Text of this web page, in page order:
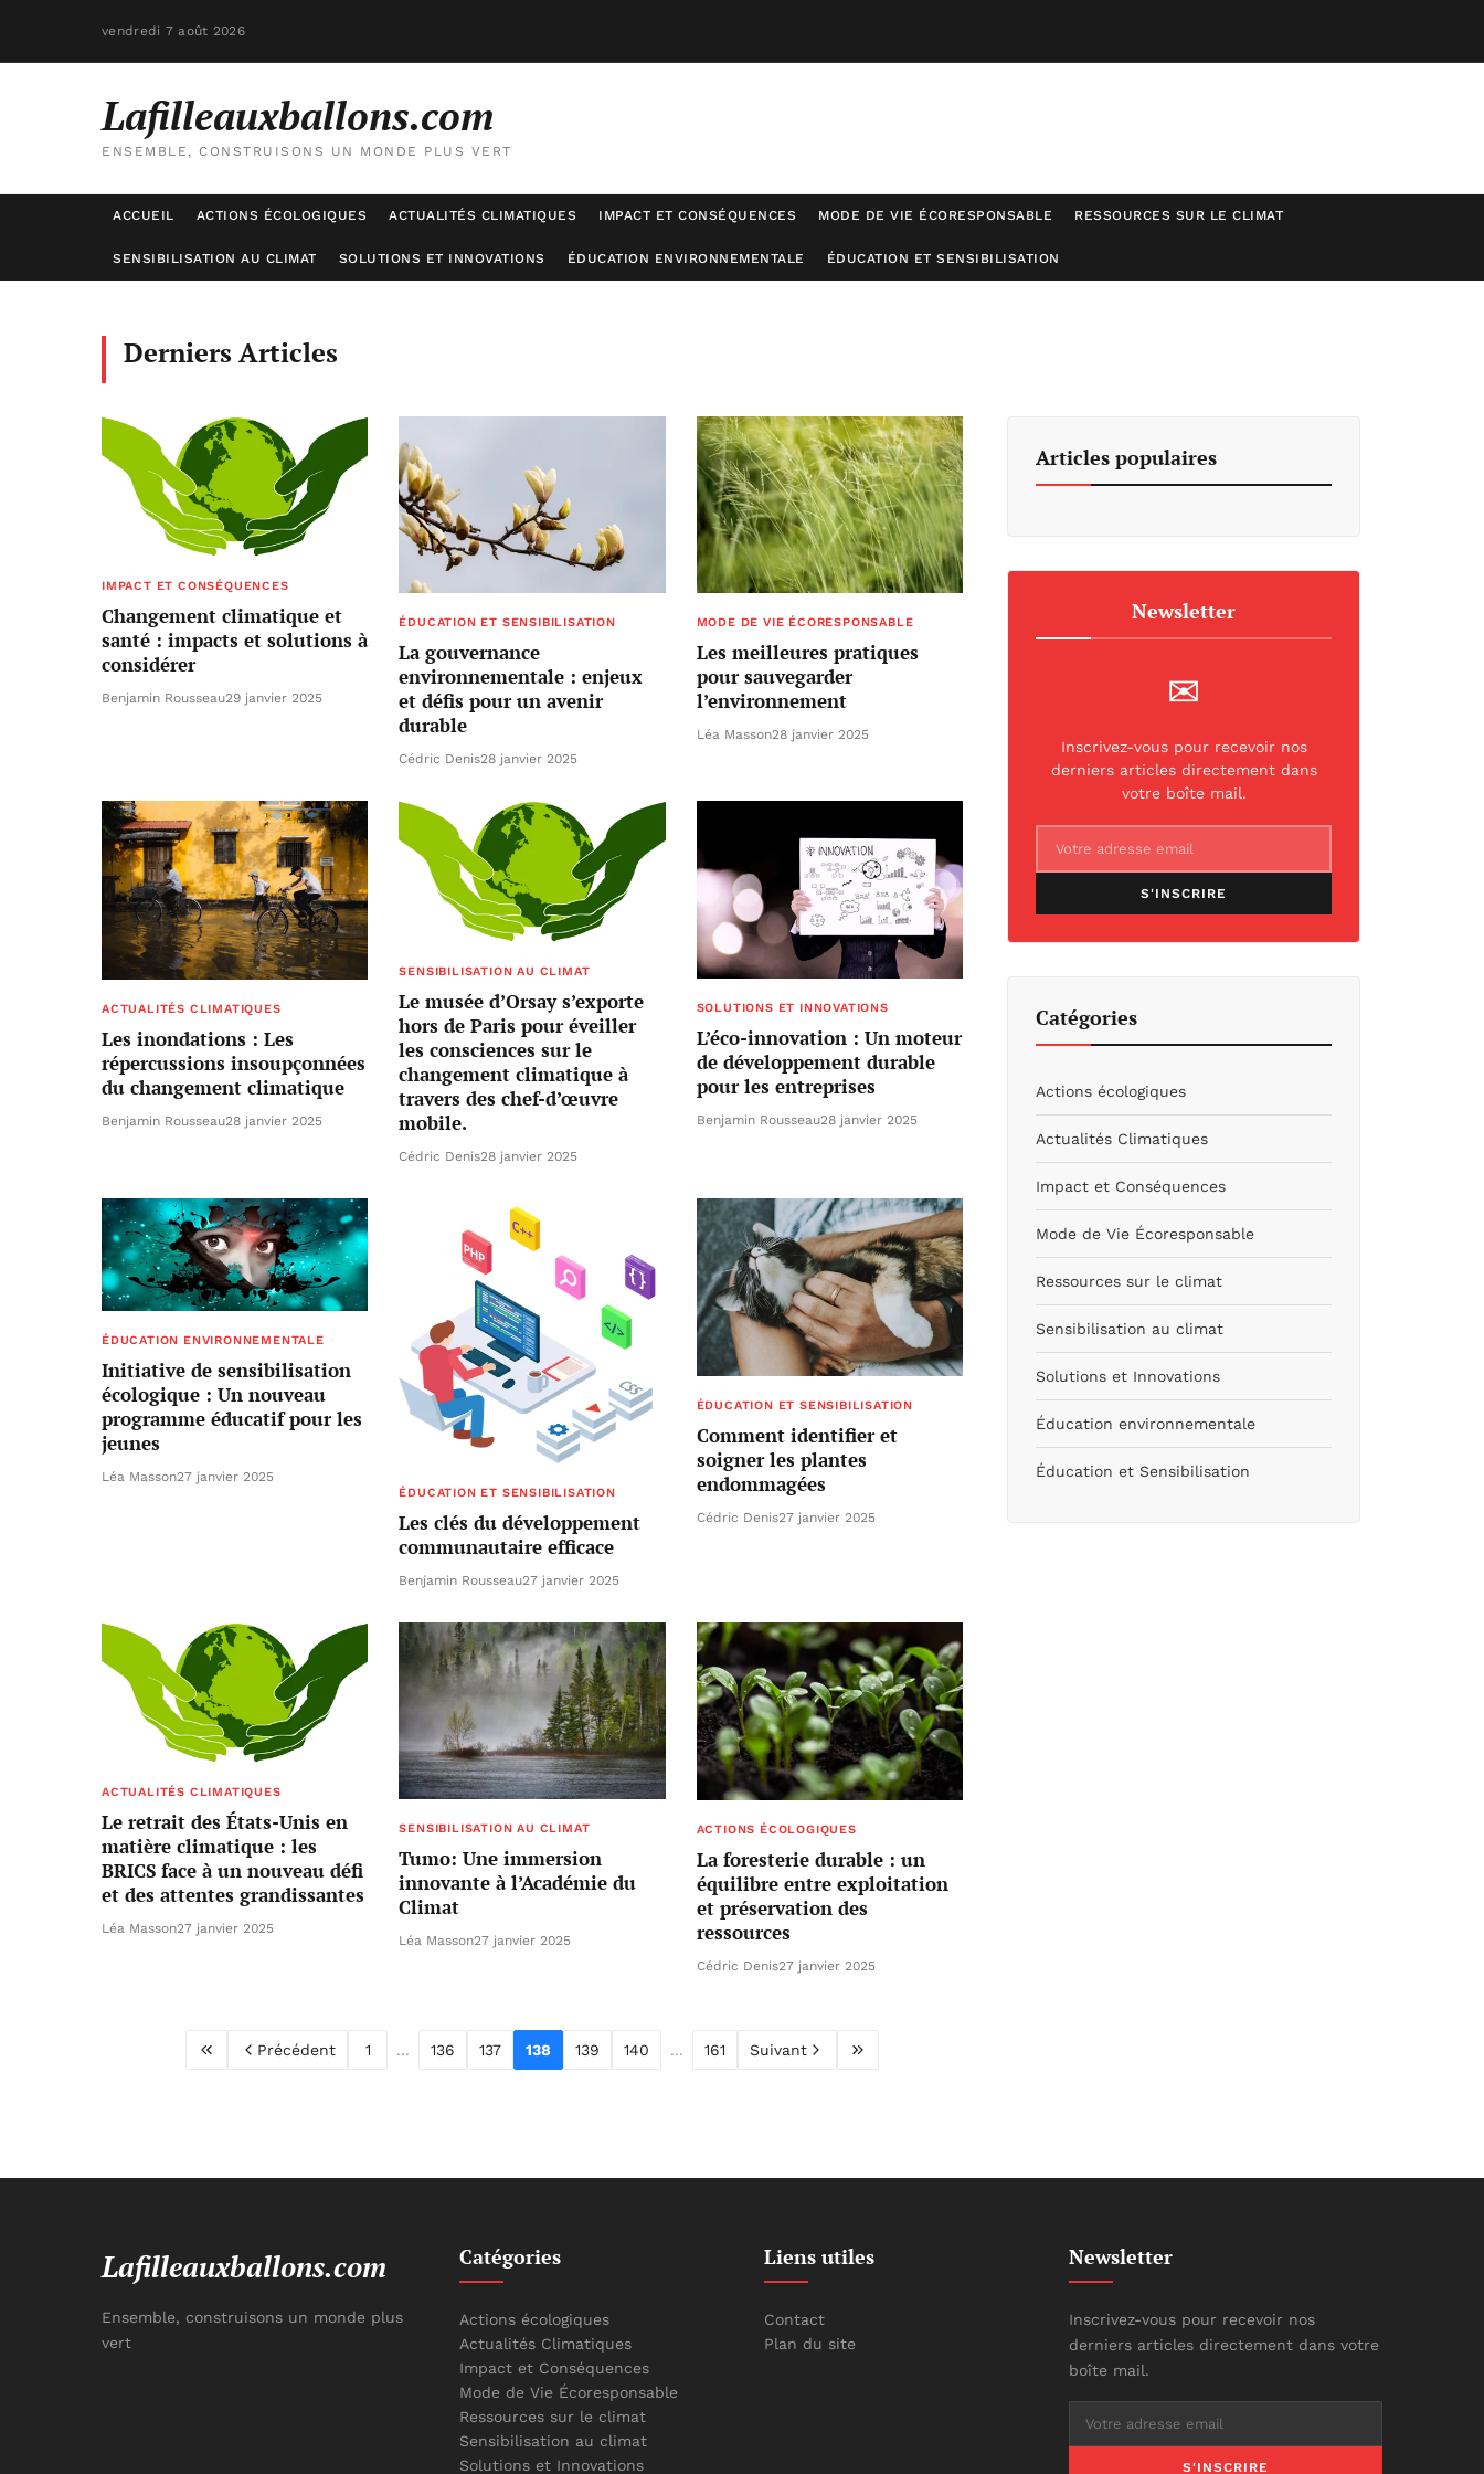
vendredi 7 août 2026
Lafilleauxballons.com
ENSEMBLE, CONSTRUISONS UN MONDE PLUS VERT
ACCUEIL ACTIONS ÉCOLOGIQUES ACTUALITÉS CLIMATIQUES IMPACT ET CONSÉQUENCES MODE DE VIE ÉCORESPONSABLE RESSOURCES SUR LE CLIMAT
SENSIBILISATION AU CLIMAT SOLUTIONS ET INNOVATIONS ÉDUCATION ENVIRONNEMENTALE ÉDUCATION ET SENSIBILISATION
Derniers Articles
IMPACT ET CONSÉQUENCES
Changement climatique et
santé : impacts et solutions à
considérer
Benjamin Rousseau29 janvier 2025
ÉDUCATION ET SENSIBILISATION
La gouvernance
environnementale : enjeux
et défis pour un avenir
durable
Cédric Denis28 janvier 2025
MODE DE VIE ÉCORESPONSABLE
Les meilleures pratiques
pour sauvegarder
l’environnement
Léa Masson28 janvier 2025
ACTUALITÉS CLIMATIQUES
Les inondations : Les
répercussions insoupçonnées
du changement climatique
Benjamin Rousseau28 janvier 2025
SENSIBILISATION AU CLIMAT
Le musée d’Orsay s’exporte
hors de Paris pour éveiller
les consciences sur le
changement climatique à
travers des chef-d’œuvre
mobile.
Cédric Denis28 janvier 2025
SOLUTIONS ET INNOVATIONS
L’éco-innovation : Un moteur
de développement durable
pour les entreprises
Benjamin Rousseau28 janvier 2025
ÉDUCATION ENVIRONNEMENTALE
Initiative de sensibilisation
écologique : Un nouveau
programme éducatif pour les
jeunes
Léa Masson27 janvier 2025
ÉDUCATION ET SENSIBILISATION
Les clés du développement
communautaire efficace
Benjamin Rousseau27 janvier 2025
ÉDUCATION ET SENSIBILISATION
Comment identifier et
soigner les plantes
endommagées
Cédric Denis27 janvier 2025
ACTUALITÉS CLIMATIQUES
Le retrait des États-Unis en
matière climatique : les
BRICS face à un nouveau défi
et des attentes grandissantes
Léa Masson27 janvier 2025
SENSIBILISATION AU CLIMAT
Tumo: Une immersion
innovante à l’Académie du
Climat
Léa Masson27 janvier 2025
ACTIONS ÉCOLOGIQUES
La foresterie durable : un
équilibre entre exploitation
et préservation des
ressources
Cédric Denis27 janvier 2025
Précédent 1 ... 136 137 138 139 140 ... 161 Suivant
Articles populaires
Newsletter
✉
Inscrivez-vous pour recevoir nos
derniers articles directement dans
votre boîte mail.
S'INSCRIRE
Catégories
Actions écologiques
Actualités Climatiques
Impact et Conséquences
Mode de Vie Écoresponsable
Ressources sur le climat
Sensibilisation au climat
Solutions et Innovations
Éducation environnementale
Éducation et Sensibilisation
Lafilleauxballons.com
Ensemble, construisons un monde plus
vert
Catégories
Actions écologiques
Actualités Climatiques
Impact et Conséquences
Mode de Vie Écoresponsable
Ressources sur le climat
Sensibilisation au climat
Solutions et Innovations
Liens utiles
Contact
Plan du site
Newsletter
Inscrivez-vous pour recevoir nos
derniers articles directement dans votre
boîte mail.
S'INSCRIRE